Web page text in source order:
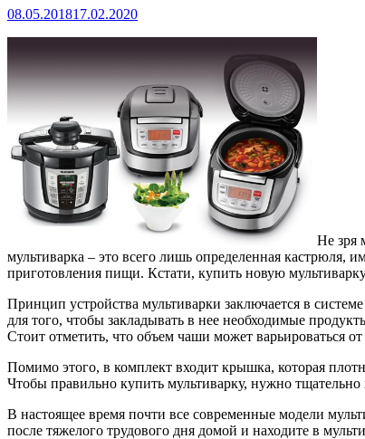
08.05.201817.02.2020
Не зря
мультиварка – это всего лишь определенная кастрюля,
приготовления пищи. Кстати, купить новую
Принцип устройства мультиварки заключается в
для того, чтобы закладывать в нее необходимые
Стоит отметить, что объем чаши может варьироваться
Помимо этого, в комплект входит крышка, которая
Чтобы правильно купить мультиварку, нужно
В настоящее время почти все современные модели
после тяжелого трудового дня домой и находите в